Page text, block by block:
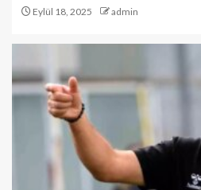
Eylül 18, 2025 admin